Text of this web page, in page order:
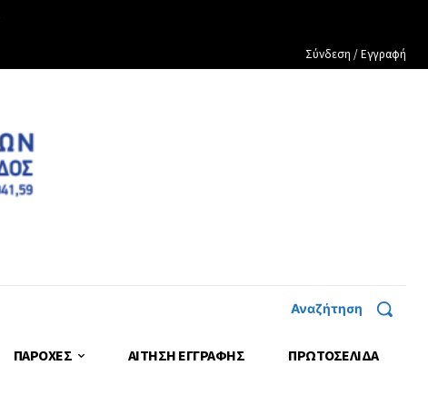
Σύνδεση / Εγγραφή
Αναζήτηση
ΠΑΡΟΧΕΣ ΑΙΤΗΣΗ ΕΓΓΡΑΦΗΣ ΠΡΩΤΟΣΈΛΙΔΑ